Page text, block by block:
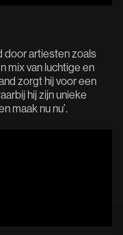
door artiesten zoals
mix van luchtige en
zorgt hij voor een
hij zijn unieke
maak nu nu’.